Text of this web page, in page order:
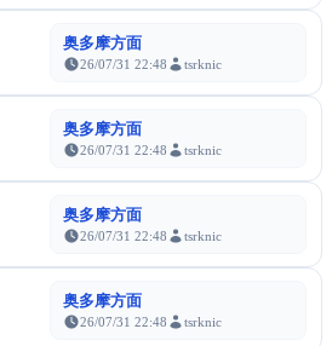
奥多摩方面
26/07/31 22:48 tsrknic
奥多摩方面
26/07/31 22:48 tsrknic
奥多摩方面
26/07/31 22:48 tsrknic
奥多摩方面
26/07/31 22:48 tsrknic